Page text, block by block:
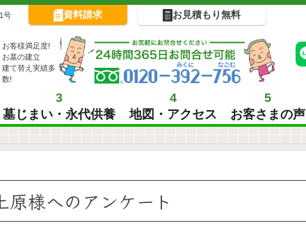
号 資料請求 お見積もり無料
お客様満足度!
お墓の建立
建て替え実績多
数!
3
墓じまい・永代供養
4
地図・アクセス
5
お客さまの声
様へのアンケート